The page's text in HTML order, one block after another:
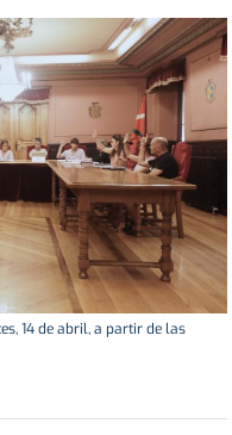
14 de abril, a partir de las